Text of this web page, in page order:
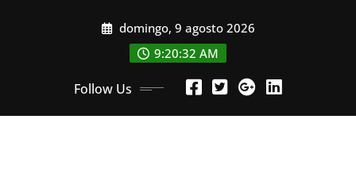
domingo, 9 agosto 2026
9:20:34 AM
Follow Us